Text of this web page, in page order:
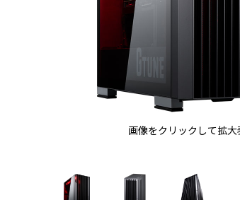
画像をクリックして拡大